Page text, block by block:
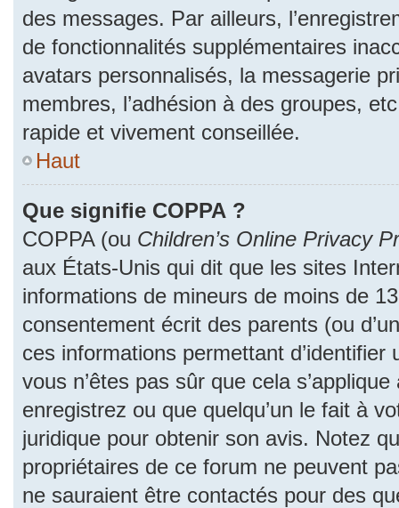
des messages. Par ailleurs,
de fonctionnalités supplémentaires
avatars personnalisés, la messagerie
membres, l’adhésion à des groupes,
rapide et vivement conseillée.
Haut
Que signifie COPPA ?
COPPA (ou Children’s Online Privacy
aux États-Unis qui dit que les sites
informations de mineurs de moins de
consentement écrit des parents (ou
ces informations permettant
vous n’êtes pas sûr que cela
enregistrez ou que quelqu’un le fait à
juridique pour obtenir son avis. Notez
propriétaires de ce forum ne peuvent
ne sauraient être contactés pour des